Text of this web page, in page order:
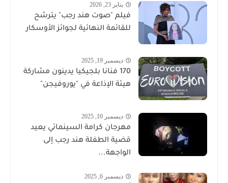
يناير 23, 2026
فيلم "صوت هند رجب" يترشح
للقائمة النهائية لجوائز الأوسكار
ديسمبر 19, 2025
170 فنانا بلجيكيا يدينون مشاركة
هيئة الإذاعة في "يوروفيجن"
ديسمبر 10, 2025
مهرجان كرامة السينمائي يعيد
قضية الطفلة هند رجب إلى
الواجهة...
ديسمبر 6, 2025